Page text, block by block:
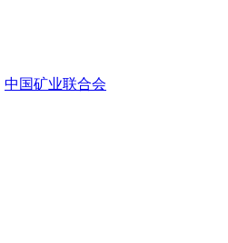
中国矿业联合会